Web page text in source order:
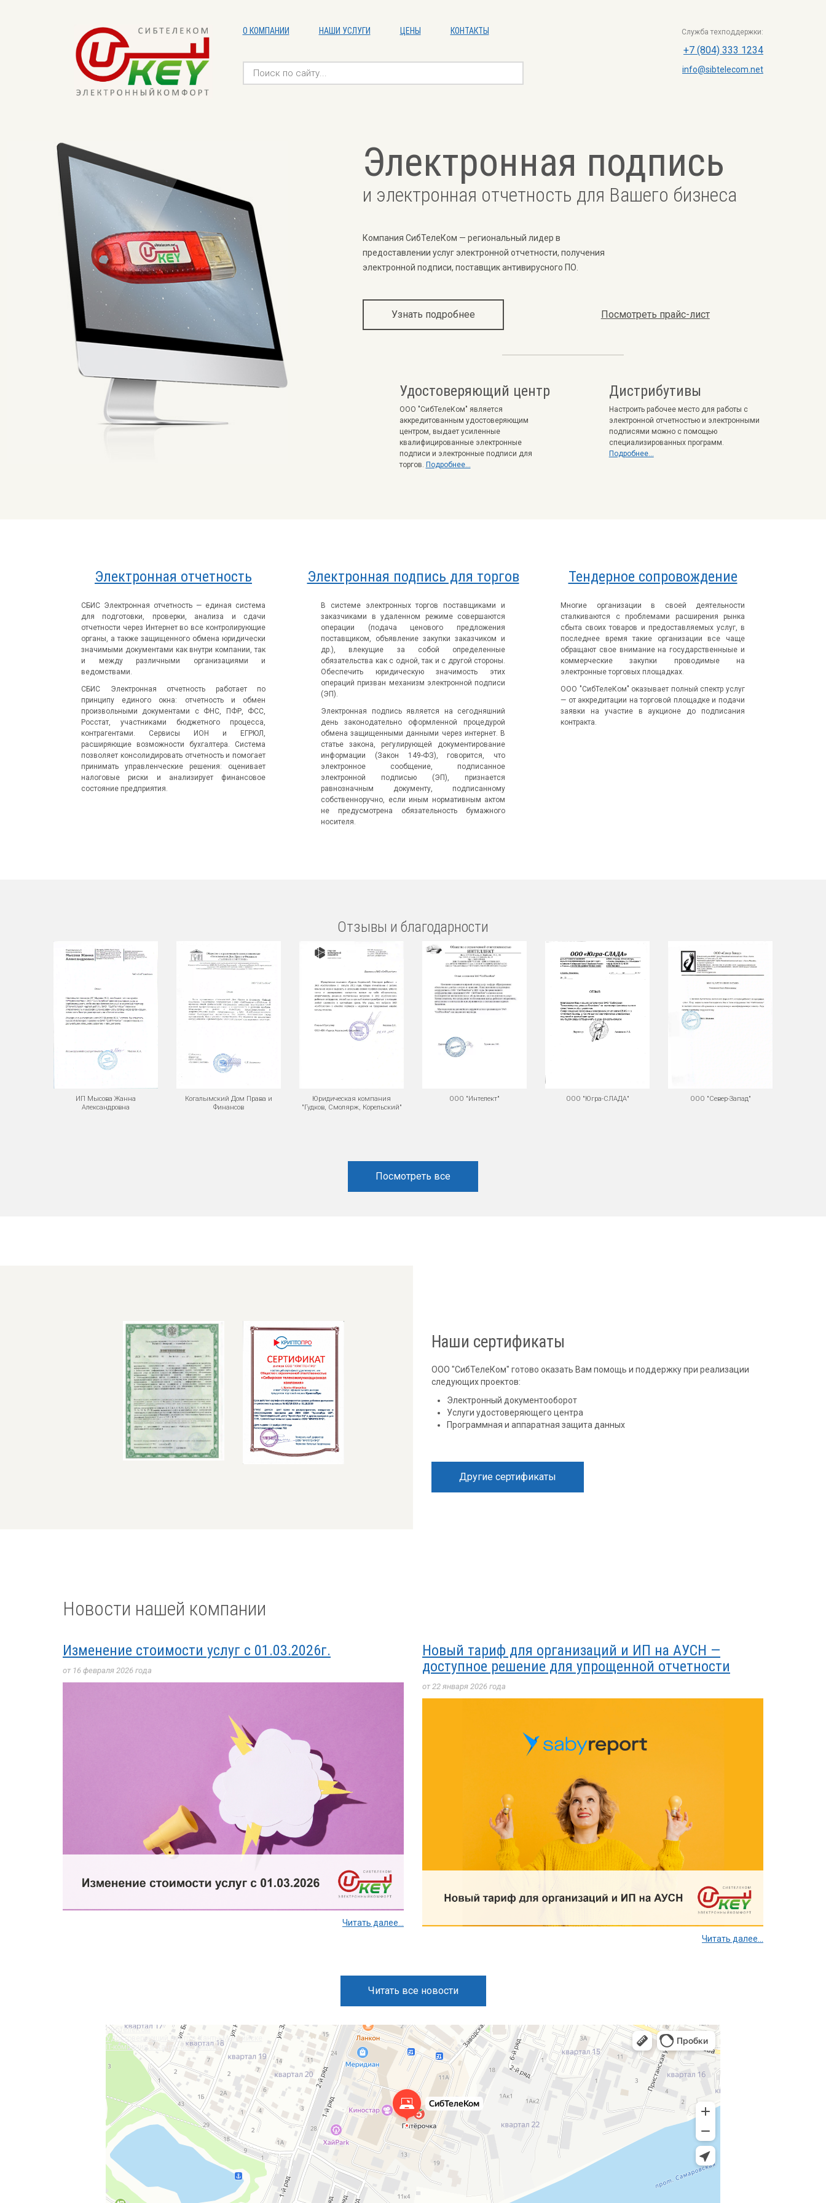
О КОМПАНИИ НАШИ УСЛУГИ ЦЕНЫ КОНТАКТЫ Служба техподдержки:
+7 (804) 333 1234
info@sibtelecom.net
Электронная подпись
и электронная отчетность для Вашего бизнеса
Компания СибТелеКом — региональный лидер в
предоставлении услуг электронной отчетности, получения
электронной подписи, поставщик антивирусного ПО.
Узнать подробнее Посмотреть прайс-лист
Удостоверяющий центр
ООО "СибТелеКом" является
аккредитованным удостоверяющим
центром, выдает усиленные
квалифицированные электронные
подписи и электронные подписи для
торгов. Подробнее...
Дистрибутивы
Настроить рабочее место для работы с
электронной отчетностью и электронными
подписями можно с помощью
специализированных программ.
Подробнее...
Электронная отчетность
СБИС Электронная отчетность — единая система
для подготовки, проверки, анализа и сдачи
отчетности через Интернет во все контролирующие
органы, а также защищенного обмена юридически
значимыми документами как внутри компании, так
и между различными организациями и
ведомствами.
СБИС Электронная отчетность работает по
принципу единого окна: отчетность и обмен
произвольными документами с ФНС, ПФР, ФСС,
Росстат, участниками бюджетного процесса,
контрагентами. Сервисы ИОН и ЕГРЮЛ,
расширяющие возможности бухгалтера. Система
позволяет консолидировать отчетность и помогает
принимать управленческие решения: оценивает
налоговые риски и анализирует финансовое
состояние предприятия.
Электронная подпись для торгов
В системе электронных торгов поставщиками и
заказчиками в удаленном режиме совершаются
операции (подача ценового предложения
поставщиком, объявление закупки заказчиком и
др.), влекущие за собой определенные
обязательства как с одной, так и с другой стороны.
Обеспечить юридическую значимость этих
операций призван механизм электронной подписи
(ЭП).
Электронная подпись является на сегодняшний
день законодательно оформленной процедурой
обмена защищенными данными через интернет. В
статье закона, регулирующей документирование
информации (Закон 149-ФЗ), говорится, что
электронное сообщение, подписанное
электронной подписью (ЭП), признается
равнозначным документу, подписанному
собственноручно, если иным нормативным актом
не предусмотрена обязательность бумажного
носителя.
Тендерное сопровождение
Многие организации в своей деятельности
сталкиваются с проблемами расширения рынка
сбыта своих товаров и предоставляемых услуг, в
последнее время такие организации все чаще
обращают свое внимание на государственныые и
коммерческие закупки проводимые на
электронные торговых площадках.
ООО "СибТелеКом" оказывает полный спектр услуг
— от аккредитации на торговой площадке и подачи
заявки на участие в аукционе до подписания
контракта.
Отзывы и благодарности
ИП Мысова Жанна
Александровна
Когалымский Дом Права и
Финансов
Юридическая компания
"Гудков, Смолярж, Корельский"
ООО "Интелект" ООО "Югра-СЛАДА" ООО "Север-Запад"
Посмотреть все
Наши сертификаты
ООО "СибТелеКом" готово оказать Вам помощь и поддержку при реализации
следующих проектов:
Электронный документооборот
Услуги удостоверяющего центра
Программная и аппаратная защита данных
Другие сертификаты
Новости нашей компании
Изменение стоимости услуг с 01.03.2026г.
от 16 февраля 2026 года
Читать далее...
Новый тариф для организаций и ИП на АУСН —
доступное решение для упрощенной отчетности
от 22 января 2026 года
Читать далее...
Читать все новости
СибТелеКом
Удостоверяющий центр в Ханты‑Мансийске
IT-компания в Ханты‑Мансийске